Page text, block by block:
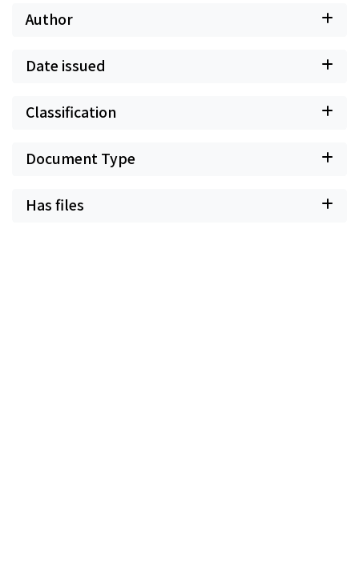
Author
Date issued
Classification
Document Type
Has files